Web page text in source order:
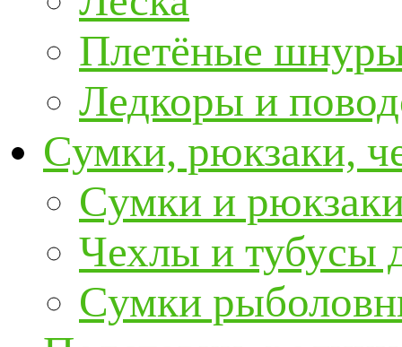
Плетёные
Ледкоры и
Сумки, рюкзаки,
Сумки и
Чехлы и тубусы
Сумки